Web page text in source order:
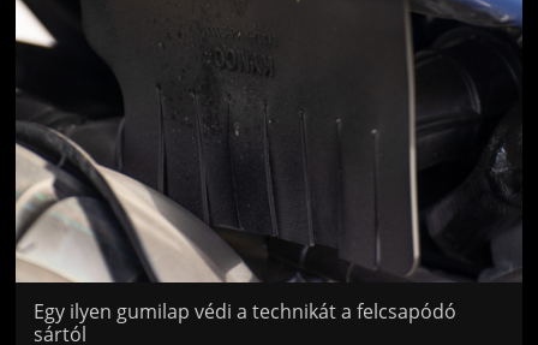
Egy ilyen gumilap védi a technikát a felcsapódó
sártól